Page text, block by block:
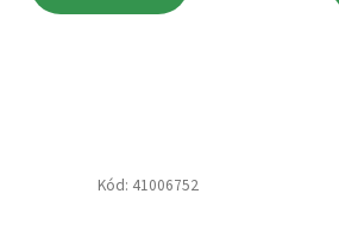
Kód: 41006752